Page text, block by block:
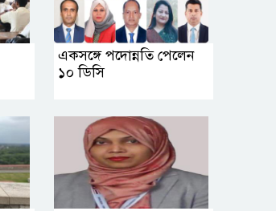
একসঙ্গে পদোন্নতি পেলেন
১০ ডিসি